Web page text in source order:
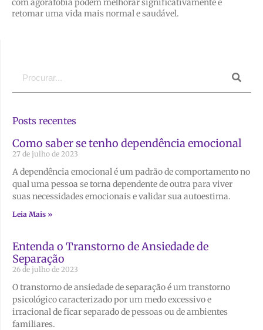
com agorafobia podem melhorar significativamente e
retomar uma vida mais normal e saudável.
Posts recentes
Como saber se tenho dependência emocional
27 de julho de 2023
A dependência emocional é um padrão de comportamento no
qual uma pessoa se torna dependente de outra para viver
suas necessidades emocionais e validar sua autoestima.
Leia Mais »
Entenda o Transtorno de Ansiedade de
Separação
26 de julho de 2023
O transtorno de ansiedade de separação é um transtorno
psicológico caracterizado por um medo excessivo e
irracional de ficar separado de pessoas ou de ambientes
familiares.